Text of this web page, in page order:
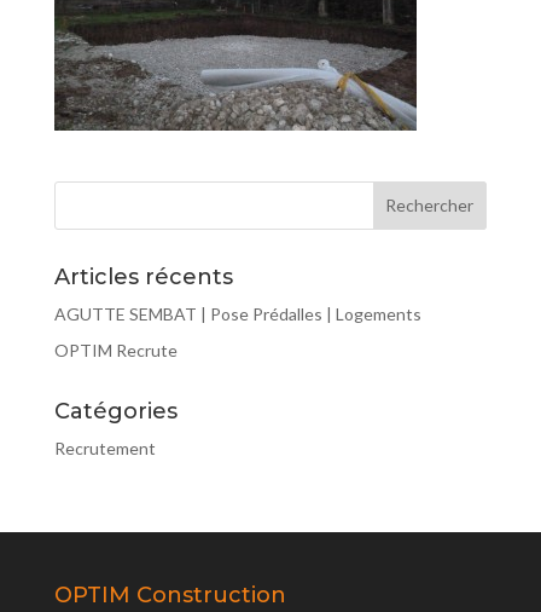
Articles récents
AGUTTE SEMBAT | Pose Prédalles | Logements
OPTIM Recrute
Catégories
Recrutement
OPTIM Construction